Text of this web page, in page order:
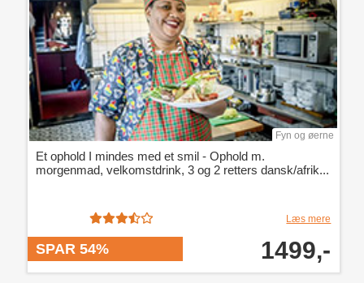
Fyn og øerne
Et ophold I mindes med et smil - Ophold m.
morgenmad, velkomstdrink, 3 og 2 retters dansk/afrik...
Læs mere
SPAR 54% 1499,-